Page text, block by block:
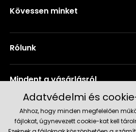
Kövessen minket
Rólunk
Mindent a vásárlásról
Szerviz és támogatás
Adatvédelmi és
Ahhoz, hogy minden megfelelően
fájlokat, úgynevezett cookie-kat kell